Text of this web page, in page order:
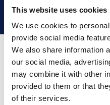
This website uses cookies
We use cookies to
provide social media
We also share information
our social media,
may combine it with other
provided to them or that
of their services.
Dlaczego